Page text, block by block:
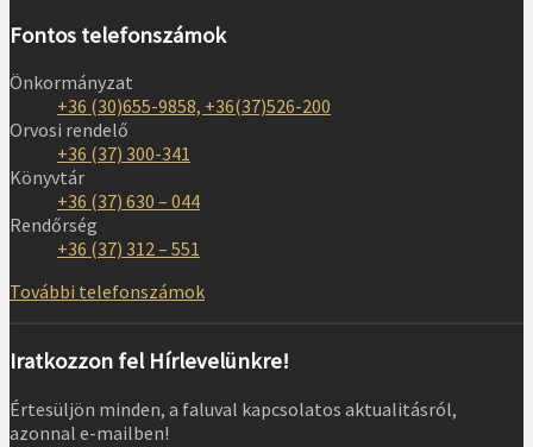
Fontos telefonszámok
Önkormányzat
+36 (30)655-9858, +36(37)526-200
Orvosi rendelő
+36 (37) 300-341
Könyvtár
+36 (37) 630 – 044
Rendőrség
+36 (37) 312 – 551
További telefonszámok
Iratkozzon fel Hírlevelünkre!
Értesüljön minden, a faluval kapcsolatos aktualitásról,
azonnal e-mailben!